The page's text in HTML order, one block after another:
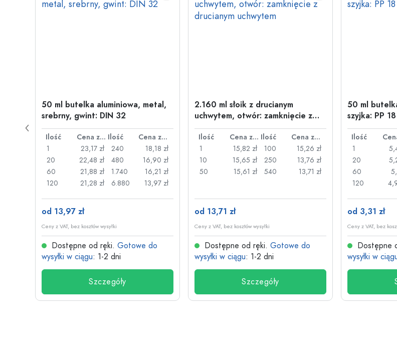
50 ml butelka aluminiowa, metal,
srebrny, gwint: DIN 32
Ilość Cena za sztukę Ilość
Cena za sztukę
1
23,17 zł
20
22,48 zł
60
21,88 zł
120
21,28 zł
240
18,18 zł
480
16,90 zł
1.740
16,21 zł
6.880
13,97 zł
od 13,97 zł
Ceny z VAT, bez kosztów wysyłki
Dostępne od ręki. Gotowe do
wysyłki w ciągu: 1-2 dni
Szczegóły
2.160 ml słoik z drucianym
uchwytem, otwór: zamknięcie z
drucianym uchwytem
Ilość Cena za sztukę Ilość
Cena za sztukę
1
15,82 zł
10
15,65 zł
50
15,61 zł
100
15,26 zł
250
13,76 zł
540
13,71 zł
od 13,71 zł
Ceny z VAT, bez kosztów wysyłki
Dostępne od ręki. Gotowe do
wysyłki w ciągu: 1-2 dni
Szczegóły
50 ml
szyjka: PP 18
Ilość
1
20
60
120
od 3,31 zł
Ceny z VAT, bez
Dostępne
wysyłki w